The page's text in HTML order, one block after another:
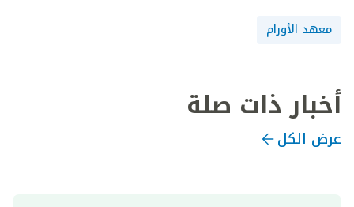
معهد الأورام
أخبار ذات صلة
عرض الكل